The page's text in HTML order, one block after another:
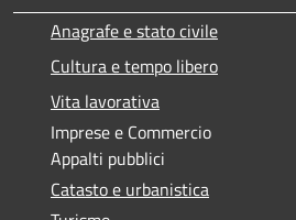
Anagrafe e stato civile
Cultura e tempo libero
Vita lavorativa
Imprese e Commercio
Appalti pubblici
Catasto e urbanistica